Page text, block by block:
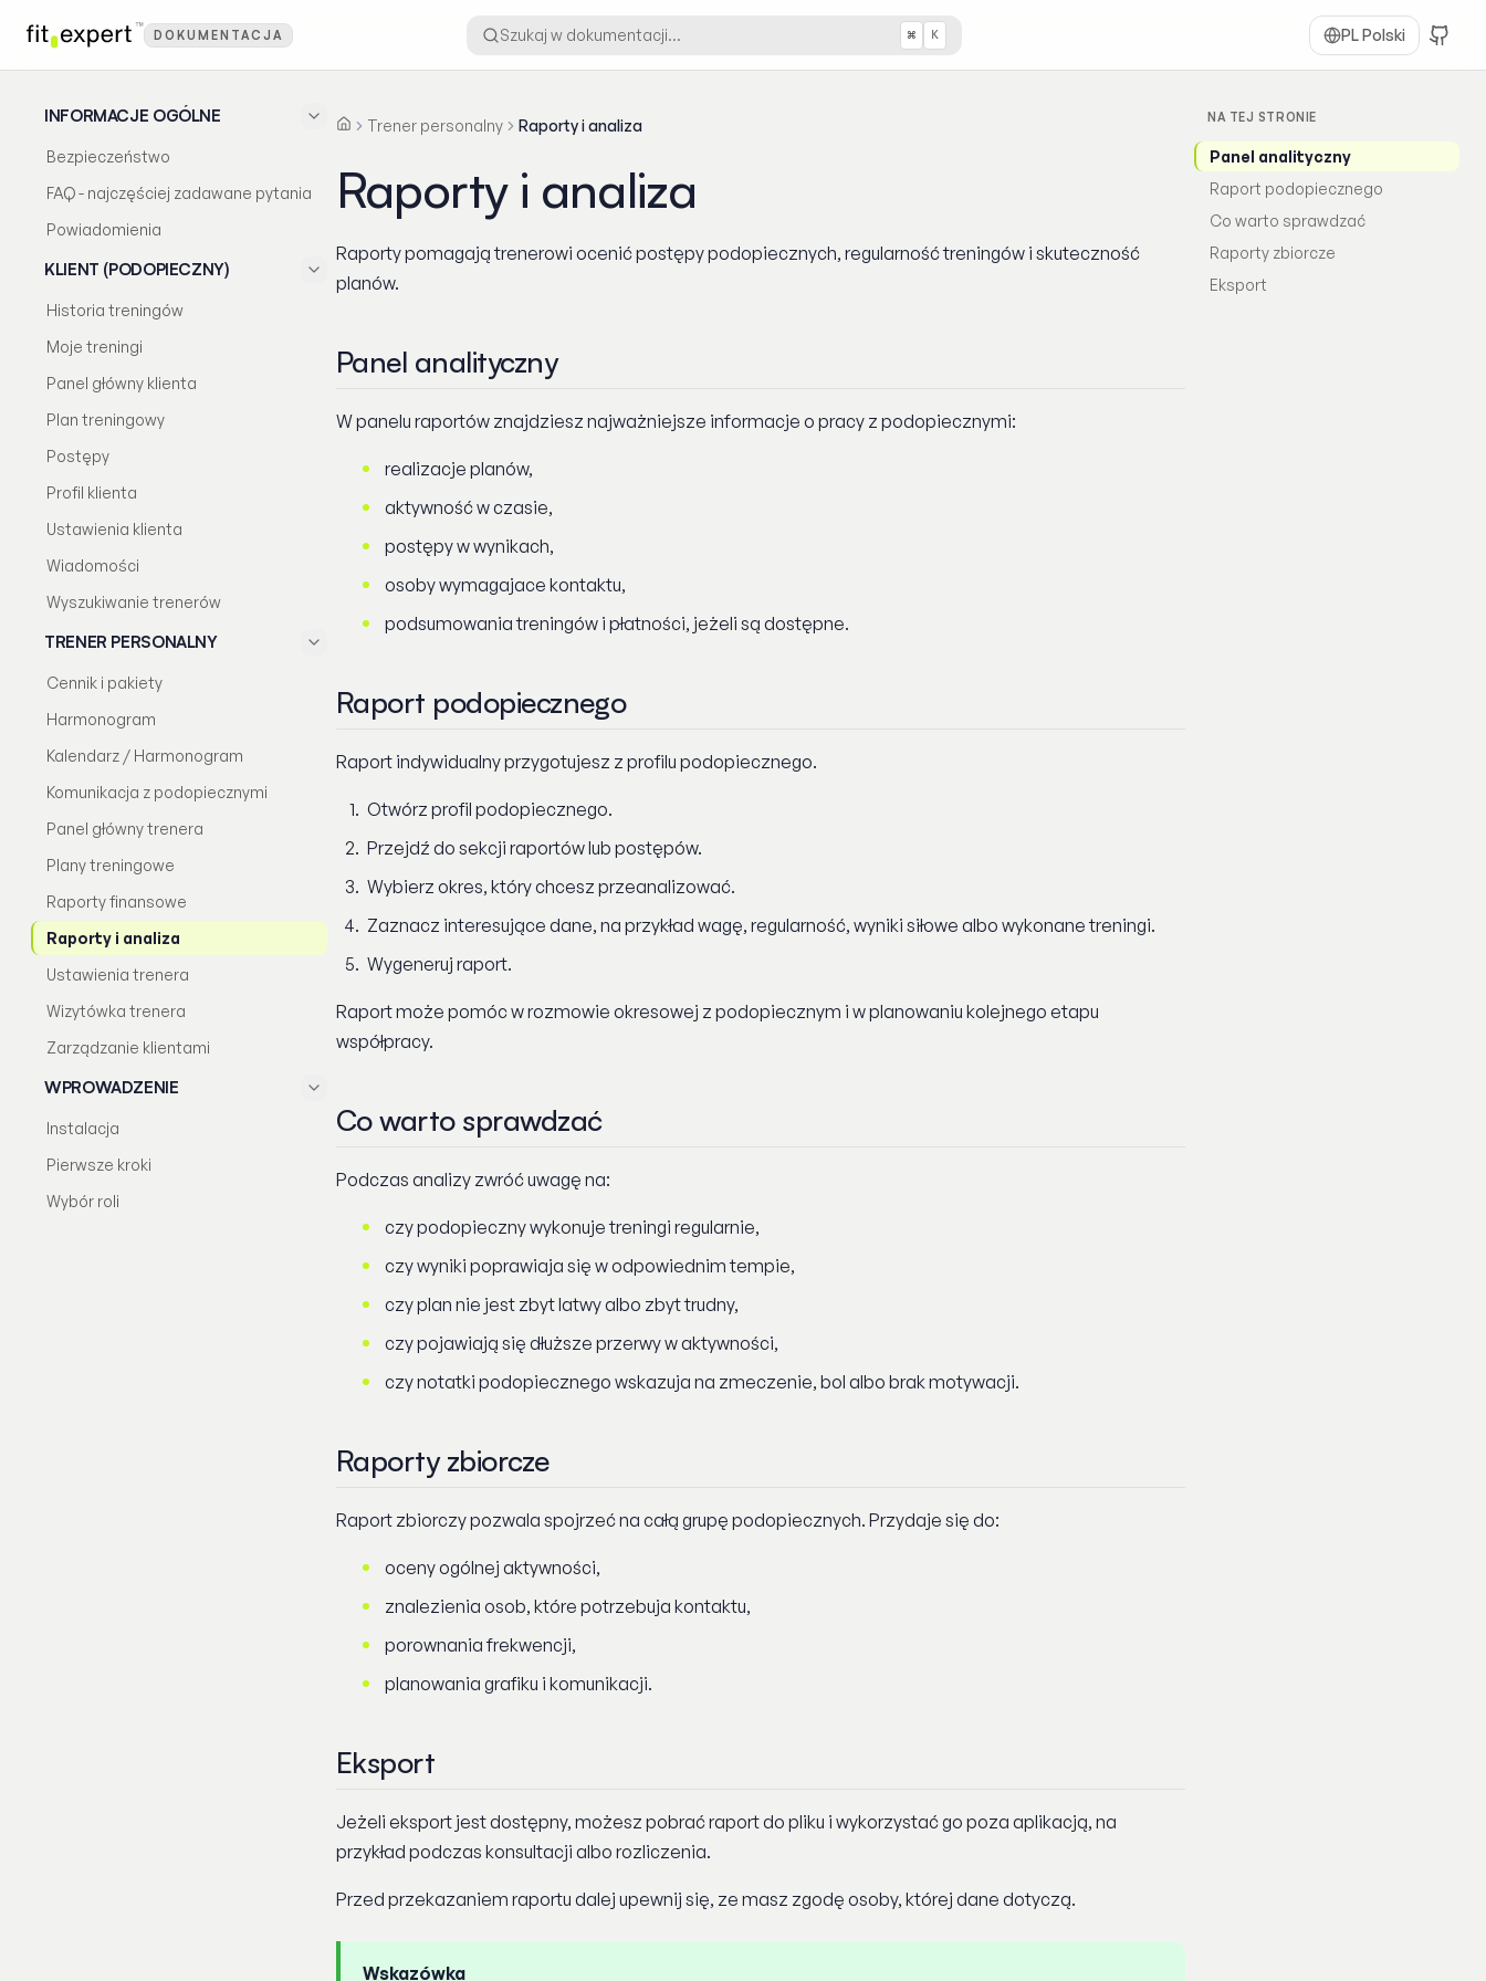
DOKUMENTACJA Szukaj w dokumentacji… ⌘ K PLPolski
INFORMACJE OGÓLNE
Bezpieczeństwo
FAQ - najczęściej zadawane pytania
Powiadomienia
KLIENT (PODOPIECZNY)
Historia treningów
Moje treningi
Panel główny klienta
Plan treningowy
Postępy
Profil klienta
Ustawienia klienta
Wiadomości
Wyszukiwanie trenerów
TRENER PERSONALNY
Cennik i pakiety
Harmonogram
Kalendarz / Harmonogram
Komunikacja z podopiecznymi
Panel główny trenera
Plany treningowe
Raporty finansowe
Raporty i analiza
Ustawienia trenera
Wizytówka trenera
Zarządzanie klientami
WPROWADZENIE
Instalacja
Pierwsze kroki
Wybór roli
Strona główna
Trener personalny Raporty i analiza
Raporty i analiza
Raporty pomagają trenerowi ocenić postępy podopiecznych, regularność treningów i skuteczność
planów.
Panel analityczny
W panelu raportów znajdziesz najważniejsze informacje o pracy z podopiecznymi:
realizacje planów,
aktywność w czasie,
postępy w wynikach,
osoby wymagajace kontaktu,
podsumowania treningów i płatności, jeżeli są dostępne.
Raport podopiecznego
Raport indywidualny przygotujesz z profilu podopiecznego.
Otwórz profil podopiecznego.
Przejdź do sekcji raportów lub postępów.
Wybierz okres, który chcesz przeanalizować.
Zaznacz interesujące dane, na przykład wagę, regularność, wyniki siłowe albo wykonane treningi.
Wygeneruj raport.
Raport może pomóc w rozmowie okresowej z podopiecznym i w planowaniu kolejnego etapu
współpracy.
Co warto sprawdzać
Podczas analizy zwróć uwagę na:
czy podopieczny wykonuje treningi regularnie,
czy wyniki poprawiaja się w odpowiednim tempie,
czy plan nie jest zbyt latwy albo zbyt trudny,
czy pojawiają się dłuższe przerwy w aktywności,
czy notatki podopiecznego wskazuja na zmeczenie, bol albo brak motywacji.
Raporty zbiorcze
Raport zbiorczy pozwala spojrzeć na całą grupę podopiecznych. Przydaje się do:
oceny ogólnej aktywności,
znalezienia osob, które potrzebuja kontaktu,
porownania frekwencji,
planowania grafiku i komunikacji.
Eksport
Jeżeli eksport jest dostępny, możesz pobrać raport do pliku i wykorzystać go poza aplikacją, na
przykład podczas konsultacji albo rozliczenia.
Przed przekazaniem raportu dalej upewnij się, ze masz zgodę osoby, której dane dotyczą.
Wskazówka
NA TEJ STRONIE
Panel analityczny
Raport podopiecznego
Co warto sprawdzać
Raporty zbiorcze
Eksport